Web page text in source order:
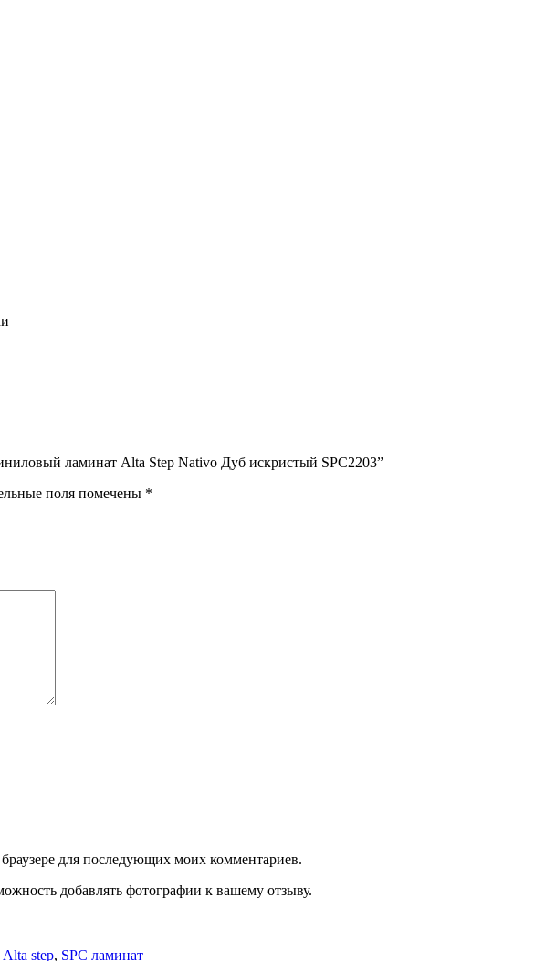
ламинат Alta Step Nativo Дуб искристый SPC2203”
поля помечены *
для последующих моих комментариев.
добавлять фотографии к вашему отзыву.
Alta step, SPC ламинат